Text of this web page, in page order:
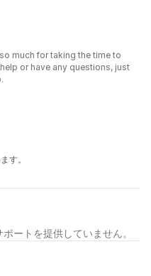
much for taking the time to
or have any questions, just
す。
ートを提供していません。